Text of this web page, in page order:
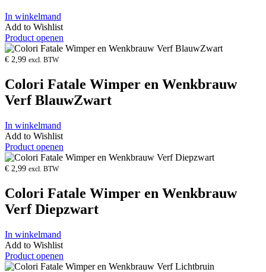
In winkelmand
Add to Wishlist
Product openen
€ 2,99 excl. BTW
Colori Fatale Wimper en Wenkbrauw
Verf BlauwZwart
In winkelmand
Add to Wishlist
Product openen
€ 2,99 excl. BTW
Colori Fatale Wimper en Wenkbrauw
Verf Diepzwart
In winkelmand
Add to Wishlist
Product openen